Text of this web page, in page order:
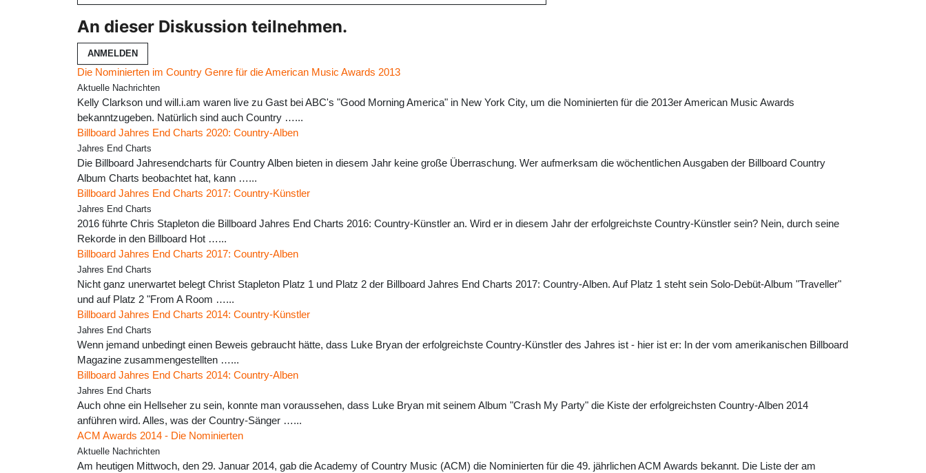
An dieser Diskussion teilnehmen.
ANMELDEN
Die Nominierten im Country Genre für die American Music Awards 2013
Aktuelle Nachrichten
Kelly Clarkson und will.i.am waren live zu Gast bei ABC's "Good Morning America" in New York City, um die Nominierten für die 2013er American Music Awards
bekanntzugeben. Natürlich sind auch Country …...
Billboard Jahres End Charts 2020: Country-Alben
Jahres End Charts
Die Billboard Jahresendcharts für Country Alben bieten in diesem Jahr keine große Überraschung. Wer aufmerksam die wöchentlichen Ausgaben der Billboard Country
Album Charts beobachtet hat, kann …...
Billboard Jahres End Charts 2017: Country-Künstler
Jahres End Charts
2016 führte Chris Stapleton die Billboard Jahres End Charts 2016: Country-Künstler an. Wird er in diesem Jahr der erfolgreichste Country-Künstler sein? Nein, durch seine
Rekorde in den Billboard Hot …...
Billboard Jahres End Charts 2017: Country-Alben
Jahres End Charts
Nicht ganz unerwartet belegt Christ Stapleton Platz 1 und Platz 2 der Billboard Jahres End Charts 2017: Country-Alben. Auf Platz 1 steht sein Solo-Debüt-Album "Traveller"
und auf Platz 2 "From A Room …...
Billboard Jahres End Charts 2014: Country-Künstler
Jahres End Charts
Wenn jemand unbedingt einen Beweis gebraucht hätte, dass Luke Bryan der erfolgreichste Country-Künstler des Jahres ist - hier ist er: In der vom amerikanischen Billboard
Magazine zusammengestellten …...
Billboard Jahres End Charts 2014: Country-Alben
Jahres End Charts
Auch ohne ein Hellseher zu sein, konnte man voraussehen, dass Luke Bryan mit seinem Album "Crash My Party" die Kiste der erfolgreichsten Country-Alben 2014
anführen wird. Alles, was der Country-Sänger …...
ACM Awards 2014 - Die Nominierten
Aktuelle Nachrichten
Am heutigen Mittwoch, den 29. Januar 2014, gab die Academy of Country Music (ACM) die Nominierten für die 49. jährlichen ACM Awards bekannt. Die Liste der am